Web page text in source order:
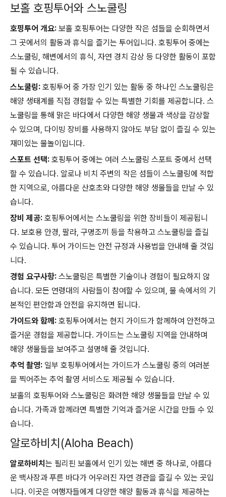
보홀 호핑투어와 스노쿨링
호핑투어 개요: 보홀 호핑투어는 다양한 작은 섬들을 순회하면서
그 곳에서의 활동과 휴식을 즐기는 투어입니다. 호핑투어 중에는
스노쿨링, 해변에서의 휴식, 자연 경치 감상 등 다양한 활동이 포함
될 수 있습니다.
스노쿨링: 호핑투어 중 가장 인기 있는 활동 중 하나인 스노쿨링은
해양 생태계를 직접 경험할 수 있는 특별한 기회를 제공합니다. 스
노쿨링을 통해 맑은 바다에서 다양한 해양 생물과 색상을 감상할
수 있으며, 다이빙 장비를 사용하지 않아도 부담 없이 즐길 수 있는
재미있는 물놀이입니다.
스포트 선택: 호핑투어 중에는 여러 스노쿨링 스포트 중에서 선택
할 수 있습니다. 알로나 비치 주변의 작은 섬들이 스노쿨링에 적합
한 지역으로, 아름다운 산호초와 다양한 해양 생물들을 만날 수 있
습니다.
장비 제공: 호핑투어에서는 스노쿨링을 위한 장비들이 제공됩니
다. 보호용 안경, 팔라, 구명조끼 등을 착용하고 스노쿨링을 즐길
수 있습니다. 투어 가이드는 안전 규정과 사용법을 안내해 줄 것입
니다.
경험 요구사항: 스노쿨링은 특별한 기술이나 경험이 필요하지 않
습니다. 모든 연령대의 사람들이 참여할 수 있으며, 물 속에서의 기
본적인 편안함과 안전을 유지하면 됩니다.
가이드와 함께: 호핑투어에서는 현지 가이드가 함께하여 안전하고
즐거운 경험을 제공합니다. 가이드는 스노쿨링 지역을 안내하며
해양 생물들을 보여주고 설명해 줄 것입니다.
추억 촬영: 일부 호핑투어에서는 가이드가 스노쿨링 중의 여러분
을 찍어주는 추억 촬영 서비스도 제공될 수 있습니다.
보홀의 호핑투어와 스노쿨링은 화려한 해양 생물들을 만날 수 있
습니다. 가족과 함께라면 특별한 기억과 즐거운 시간을 만들 수 있
습니다.
알로하비치(Aloha Beach)
알로하비치 는 필리핀 보홀에서 인기 있는 해변 중 하나로, 아름다
운 백사장과 푸른 바다가 어우러진 자연 경관을 즐길 수 있는 곳입
니다. 이곳은 여행자들에게 다양한 해양 활동과 휴식을 제공하는